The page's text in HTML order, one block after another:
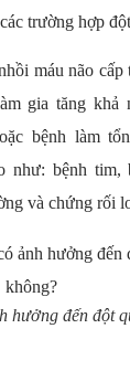
trường hợp
máu não cấp
gia tăng khả
bệnh làm
như: bệnh tim,
và chứng rối
hưởng đến đột